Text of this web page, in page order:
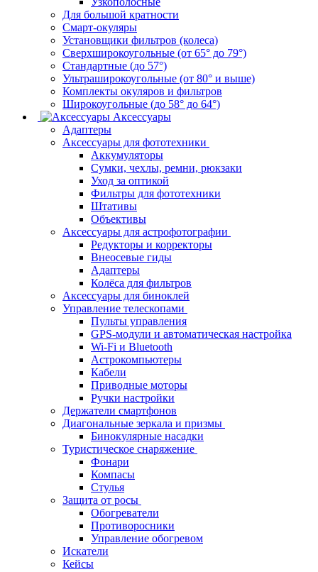
Для большой кратности
Смарт-окуляры
Установщики фильтров (колеса)
Сверхширокоугольные (от 65° до 79°)
Стандартные (до 57°)
Ультраширокоугольные (от 80° и выше)
Комплекты окуляров и фильтров
Широкоугольные (до 58° до 64°)
Аксессуары
Адаптеры
Аксессуары для фототехники
Аккумуляторы
Сумки, чехлы, ремни, рюкзаки
Уход за оптикой
Фильтры для фототехники
Штативы
Объективы
Аксессуары для астрофотографии
Редукторы и корректоры
Внеосевые гиды
Адаптеры
Колёса для фильтров
Аксессуары для биноклей
Управление телескопами
Пульты управления
GPS-модули и автоматическая настройка
Wi-Fi и Bluetooth
Астрокомпьютеры
Кабели
Приводные моторы
Ручки настройки
Держатели смартфонов
Диагональные зеркала и призмы
Бинокулярные насадки
Туристическое снаряжение
Фонари
Компасы
Стулья
Защита от росы
Обогреватели
Противоросники
Управление обогревом
Искатели
Кейсы